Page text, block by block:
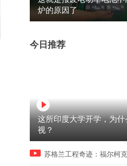
炉的原因了
今日推荐
这所印度大学开学，为
视？
苏格兰工程奇迹：福尔柯